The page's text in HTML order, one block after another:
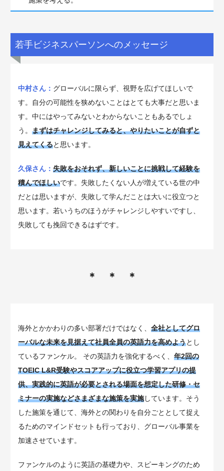
若手ビジネスパーソンへのメッセージ
中村さん： グローバルに限らず、視野を広げてほしいで
す。自分の可能性を狭めないことはとても大事だと思いま
す。中にはやってみないとわからないこともあるでしょ
う。 まずはチャレンジしてみると、やりたいことが自ずと
見えてくると思います。
久保さん： 失敗をおそれず、新しいことに挑戦して経験を
積んでほしいです。失敗したくない人が増えている世の中
だとは思いますが、失敗して学んだことは大いに役立つと
思います。若いうちのほうがチャレンジしやすいですし、
失敗しても挽回できるはずです。
＊ ＊ ＊
海外とかかわりの多い部署だけではなく、 全社としてグロ
ーバルな未来を見据えて社員全員の英語力を高めようとし
ているファンケル。 その英語力を強化するべく、 年2回の
TOEIC L&R受験やスコアアップに役立つ学習アプリの提
供、実践的に英語が必要とされる場面を想定した研修・セ
ミナーの実施などさまざまな施策を実施しています。そう
した施策を通じて、海外との関わりを自分ごととして捉え
るためのマインドセットも行っており、グローバル事業を
加速させています。
ファンケルのように英語の基礎力や、スピーキングのため